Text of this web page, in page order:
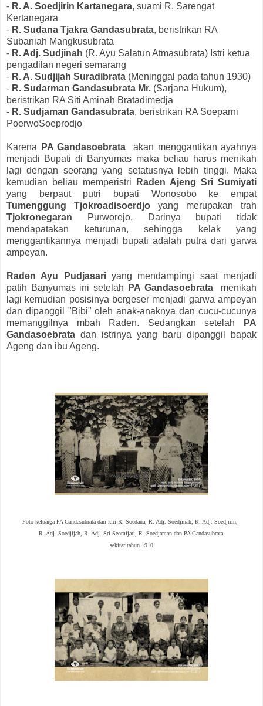
- R. A. Soedjirin Kartanegara, suami R. Sarengat
Kertanegara
- R. Sudana Tjakra Gandasubrata, beristrikan RA
Subaniah Mangkusubrata
- R. Adj. Sudjinah (R. Ayu Salatun Atmasubrata) Istri ketua
pengadilan negeri semarang
- R. A. Sudjijah Suradibrata (Meninggal pada tahun 1930)
- R. Sudarman Gandasubrata Mr. (Sarjana Hukum),
beristrikan RA Siti Aminah Bratadimedja
- R. Sudjaman Gandasubrata, beristrikan RA Soeparni
PoerwoSoeprodjo
Karena PA Gandasoebrata akan menggantikan ayahnya
menjadi Bupati di Banyumas maka beliau harus menikah
lagi dengan seorang yang setatusnya lebih tinggi. Maka
kemudian beliau memperistri
Raden Ajeng Sri Sumiyati
yang berpaut putri bupati Wonosobo ke empat
Tumenggung Tjokroadisoerdjo yang merupakan trah
Tjokronegaran Purworejo. Darinya bupati tidak
mendapatakan keturunan, sehingga kelak yang
menggantikannya menjadi bupati adalah putra dari garwa
ampeyan.
Raden Ayu Pudjasariyang mendampingi saat menjadi
patih Banyumas ini setelah
PA Gandasoebratamenikah
lagi kemudian posisinya bergeser menjadi garwa ampeyan
dan dipanggil "Bibi" oleh anak-anaknya dan cucu-cucunya
memanggilnya mbah Raden. Sedangkan setelah
PA
Gandasoebrata dan istrinya yang baru dipanggil bapak
Ageng dan ibu Ageng.
Foto keluarga PA Gandasubrata dari kiri R. Soedana, R. Adj. Soedjinah, R. Adj. Soedjirin,
R. Adj. Soedjijah, R. Adj. Sri Seomijati, R. Soedjaman dan PA Gandasubrata
sekitar tahun 1910